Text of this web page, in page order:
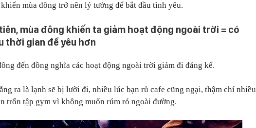
mùa đông trở nên lý tưởng để bắt đầu tình yêu.
mùa đông khiến ta giảm hoạt động ngoài trời = có
thời gian để yêu hơn
đến đồng nghĩa các hoạt động ngoài trời giảm đi đáng kể.
ra là lạnh sẽ bị lười đi, nhiều lúc bạn rủ cafe cũng ngại, thậm chí nhiều
trốn tập gym vì không muốn rúm ró ngoài đường.